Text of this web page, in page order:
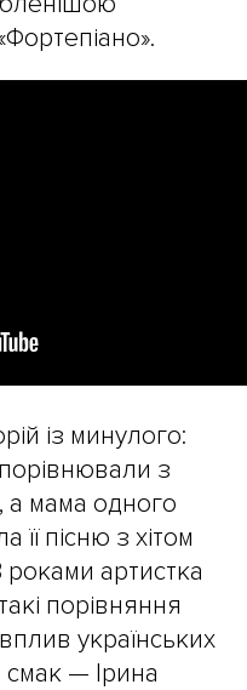
із минулого:
з
мама одного
її пісню з хітом
роками артистка
порівняння
українських
смак — Ірина